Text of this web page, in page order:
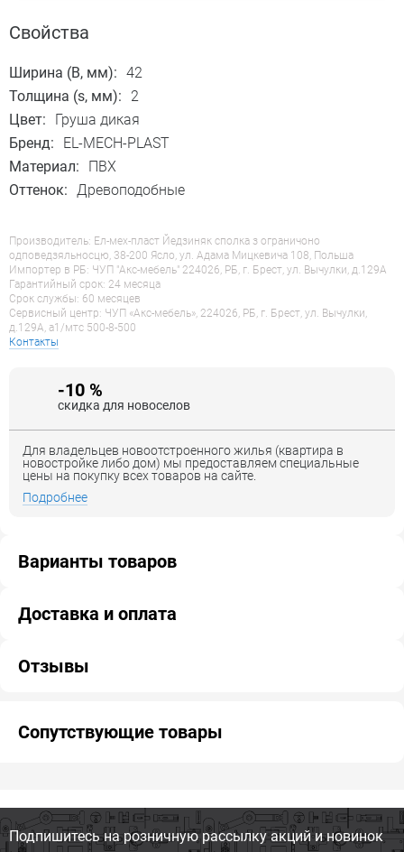
Свойства
Ширина (B, мм): 42
Толщина (s, мм):
2
Цвет:
Груша дикая
Бренд:
EL-MECH-PLAST
Материал:
ПВХ
Оттенок: Древоподобные
Производитель: Ел-мех-пласт Йедзиняк сполка з ограничоно
одповедзяльносцю, 38-200 Ясло, ул. Адама Мицкевича 108, Польша
Импортер в РБ: ЧУП "Акс-мебель" 224026, РБ, г. Брест, ул. Вычулки, д.129А
Гарантийный срок: 24 месяца
Срок службы: 60 месяцев
Сервисный центр: ЧУП «Акс-мебель», 224026, РБ, г. Брест, ул. Вычулки,
д.129А, a1/мтс 500-8-500
Контакты
-10 %
скидка для новоселов
Для владельцев новоотстроенного жилья (квартира в
новостройке либо дом) мы предоставляем специальные
цены на покупку всех товаров на сайте.
Подробнее
Варианты товаров
Доставка и оплата
Отзывы
Сопутствующие товары
Подпишитесь на розничную рассылку акций и новинок